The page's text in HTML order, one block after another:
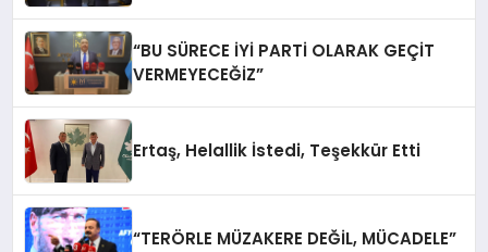
“BU SÜRECE İYİ PARTİ OLARAK GEÇİT
VERMEYECEĞİZ”
Ertaş, Helallik İstedi, Teşekkür Etti
“TERÖRLE MÜZAKERE DEĞİL, MÜCADELE”